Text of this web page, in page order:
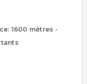
1600 mètres -